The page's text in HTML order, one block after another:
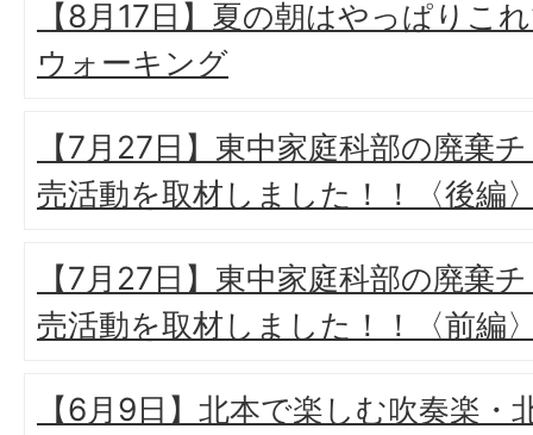
【8月17日】夏の朝はやっぱりこ
ウォーキング
【7月27日】東中家庭科部の廃棄
売活動を取材しました！！〈後編
【7月27日】東中家庭科部の廃棄
売活動を取材しました！！〈前編
【6月9日】北本で楽しむ吹奏楽